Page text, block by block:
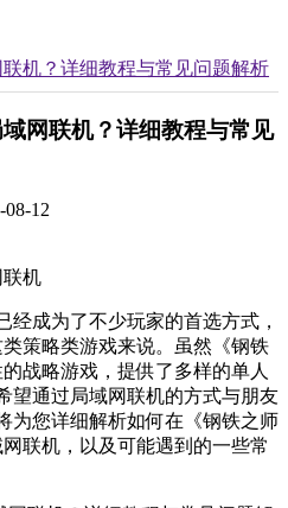
机？详细教程与常见问题解析
网联机？详细教程与常见
12
机
经成为了不少玩家的首选方式，
策略类游戏来说。虽然《钢铁
战略游戏，提供了多样的单人
望通过局域网联机的方式与朋友
为您详细解析如何在《钢铁之师
联机，以及可能遇到的一些常